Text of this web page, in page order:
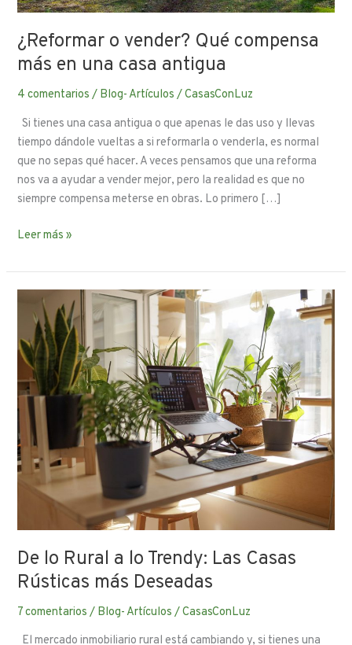
¿Reformar o vender? Qué compensa
más en una casa antigua
4 comentarios / Blog- Artículos /CasasConLuz
Si tienes una casa antigua o que apenas le das uso y llevas
tiempo dándole vueltas a si reformarla o venderla, es normal
que no sepas qué hacer. A veces pensamos que una reforma
nos va a ayudar a vender mejor, pero la realidad es que no
siempre compensa meterse en obras. Lo primero […]
Leer más »
De lo Rural a lo Trendy: Las Casas
Rústicas más Deseadas
7 comentarios / Blog- Artículos /CasasConLuz
El mercado inmobiliario rural está cambiando y, si tienes una
Rural
a
Trendy:
Las
Casas
Rústicas
más
Deseadas